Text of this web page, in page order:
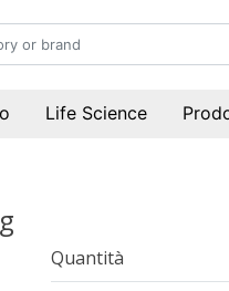
Life Science
Quantità